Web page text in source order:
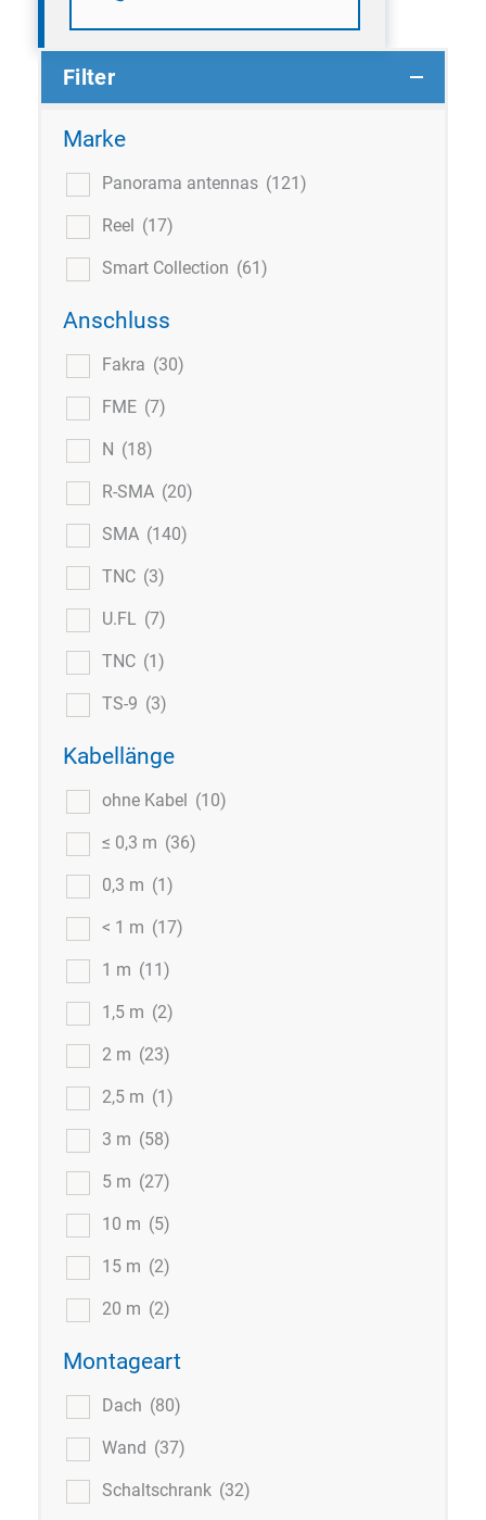
Filter
Marke
Panorama antennas (121)
Reel (17)
Smart Collection (61)
Anschluss
Fakra (30)
FME (7)
N (18)
R-SMA (20)
SMA (140)
TNC (3)
U.FL (7)
TNC (1)
TS-9 (3)
Kabellänge
ohne Kabel (10)
≤ 0,3 m (36)
0,3 m (1)
< 1 m (17)
1 m (11)
1,5 m (2)
2 m (23)
2,5 m (1)
3 m (58)
5 m (27)
10 m (5)
15 m (2)
20 m (2)
Montageart
Dach (80)
Wand (37)
Schaltschrank (32)